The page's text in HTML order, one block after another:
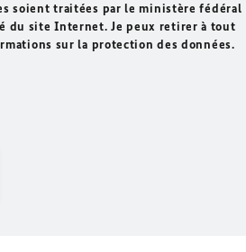
soient traitées par le ministère fédéral
du site Internet. Je peux retirer à tout
sur la protection des données.